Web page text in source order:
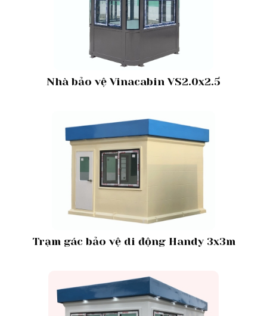
Nhà bảo vệ Vinacabin VS2.0x2.5
Trạm gác bảo vệ di động Handy 3x3m